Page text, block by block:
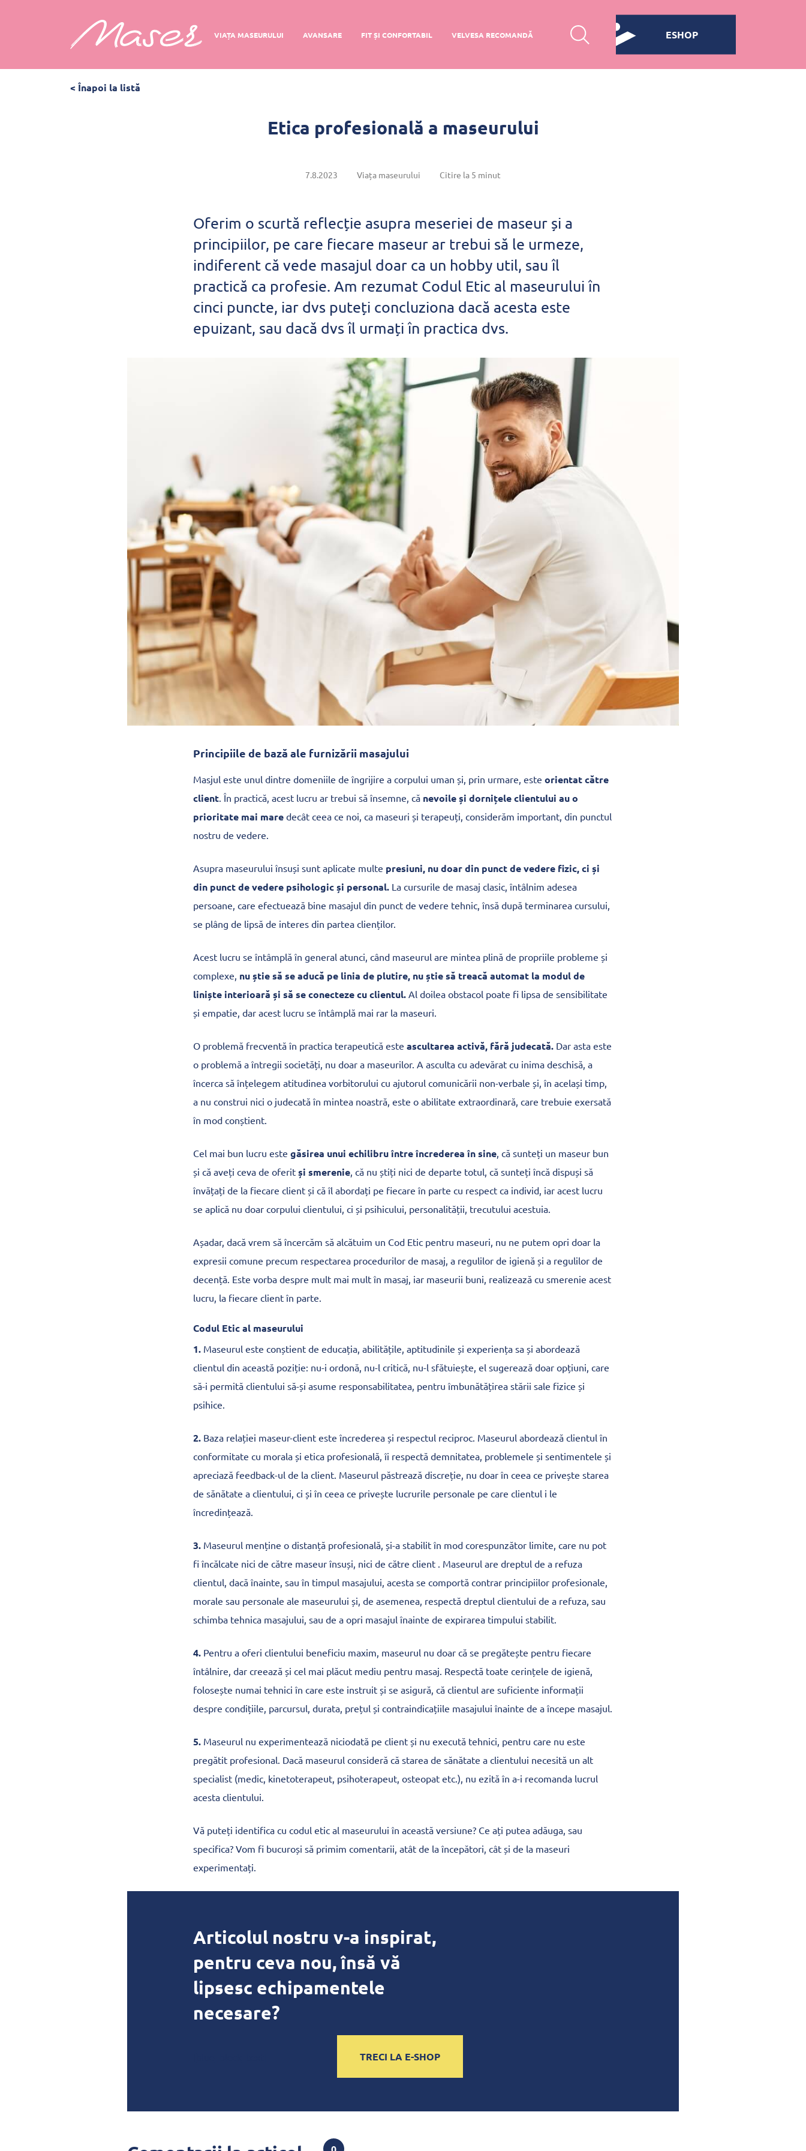
ESHOP
VIAȚA MASEURULUI AVANSARE FIT ȘI CONFORTABIL VELVESA RECOMANDĂ
< Înapoi la listă
Etica profesională a maseurului
7.8.2023 Viața maseurului Citire la 5 minut
Oferim o scurtă reflecție asupra meseriei de maseur și a
principiilor, pe care fiecare maseur ar trebui să le urmeze,
indiferent că vede masajul doar ca un hobby util, sau îl
practică ca profesie. Am rezumat Codul Etic al maseurului în
cinci puncte, iar dvs puteți concluziona dacă acesta este
epuizant, sau dacă dvs îl urmați în practica dvs.
Principiile de bază ale furnizării masajului
Masjul este unul dintre domeniile de îngrijire a corpului uman și, prin urmare, este orientat către
client. În practică, acest lucru ar trebui să însemne, că nevoile și dornițele clientului au o
prioritate mai mare decât ceea ce noi, ca maseuri și terapeuți, considerăm important, din punctul
nostru de vedere.
Asupra maseurului însuși sunt aplicate multe presiuni, nu doar din punct de vedere fizic, ci și
din punct de vedere psihologic și personal. La cursurile de masaj clasic, întâlnim adesea
persoane, care efectuează bine masajul din punct de vedere tehnic, însă după terminarea cursului,
se plâng de lipsă de interes din partea clienților.
Acest lucru se întâmplă în general atunci, când maseurul are mintea plină de propriile probleme și
complexe, nu știe să se aducă pe linia de plutire, nu știe să treacă automat la modul de
liniște interioară și să se conecteze cu clientul. Al doilea obstacol poate fi lipsa de sensibilitate
și empatie, dar acest lucru se întâmplă mai rar la maseuri.
O problemă frecventă în practica terapeutică este ascultarea activă, fără judecată. Dar asta este
o problemă a întregii societăți, nu doar a maseurilor. A asculta cu adevărat cu inima deschisă, a
încerca să înțelegem atitudinea vorbitorului cu ajutorul comunicării non-verbale și, în același timp,
a nu construi nici o judecată în mintea noastră, este o abilitate extraordinară, care trebuie exersată
în mod conștient.
Cel mai bun lucru este găsirea unui echilibru între încrederea în sine, că sunteți un maseur bun
și că aveți ceva de oferit și smerenie, că nu știți nici de departe totul, că sunteți încă dispuși să
învățați de la fiecare client și că îl abordați pe fiecare în parte cu respect ca individ, iar acest lucru
se aplică nu doar corpului clientului, ci și psihicului, personalității, trecutului acestuia.
Așadar, dacă vrem să încercăm să alcătuim un Cod Etic pentru maseuri, nu ne putem opri doar la
expresii comune precum respectarea procedurilor de masaj, a regulilor de igienă și a regulilor de
decență. Este vorba despre mult mai mult în masaj, iar maseurii buni, realizează cu smerenie acest
lucru, la fiecare client în parte.
Codul Etic al maseurului
1. Maseurul este conștient de educația, abilitățile, aptitudinile și experiența sa și abordează
clientul din această poziție: nu-i ordonă, nu-l critică, nu-l sfătuiește, el sugerează doar opțiuni, care
să-i permită clientului să-și asume responsabilitatea, pentru îmbunătățirea stării sale fizice și
psihice.
2. Baza relației maseur-client este încrederea și respectul reciproc. Maseurul abordează clientul în
conformitate cu morala și etica profesională, îi respectă demnitatea, problemele și sentimentele și
apreciază feedback-ul de la client. Maseurul păstrează discreție, nu doar în ceea ce privește starea
de sănătate a clientului, ci și în ceea ce privește lucrurile personale pe care clientul i le
încredințează.
3. Maseurul menține o distanță profesională, și-a stabilit în mod corespunzător limite, care nu pot
fi încălcate nici de către maseur însuși, nici de către client . Maseurul are dreptul de a refuza
clientul, dacă înainte, sau în timpul masajului, acesta se comportă contrar principiilor profesionale,
morale sau personale ale maseurului și, de asemenea, respectă dreptul clientului de a refuza, sau
schimba tehnica masajului, sau de a opri masajul înainte de expirarea timpului stabilit.
4. Pentru a oferi clientului beneficiu maxim, maseurul nu doar că se pregătește pentru fiecare
întâlnire, dar creează și cel mai plăcut mediu pentru masaj. Respectă toate cerințele de igienă,
folosește numai tehnici în care este instruit și se asigură, că clientul are suficiente informații
despre condițiile, parcursul, durata, prețul și contraindicațiile masajului înainte de a începe masajul.
5. Maseurul nu experimentează niciodată pe client și nu execută tehnici, pentru care nu este
pregătit profesional. Dacă maseurul consideră că starea de sănătate a clientului necesită un alt
specialist (medic, kinetoterapeut, psihoterapeut, osteopat etc.), nu ezită în a-i recomanda lucrul
acesta clientului.
Vă puteți identifica cu codul etic al maseurului în această versiune? Ce ați putea adăuga, sau
specifica? Vom fi bucuroși să primim comentarii, atât de la începători, cât și de la maseuri
experimentați.
Articolul nostru v-a inspirat,
pentru ceva nou, însă vă
lipsesc echipamentele
necesare?
TRECI LA E-SHOP